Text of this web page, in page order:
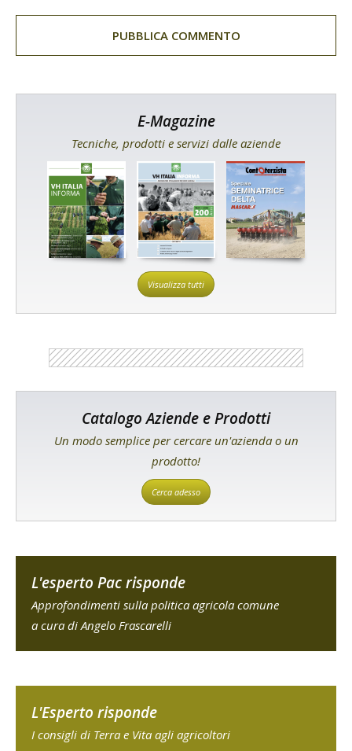
E-Magazine
Tecniche, prodotti e servizi dalle aziende
Visualizza tutti
Catalogo Aziende e Prodotti
Un modo semplice per cercare un'azienda o un
prodotto!
Cerca adesso
L'esperto Pac risponde
Approfondimenti sulla politica agricola comune
a cura di Angelo Frascarelli
L'Esperto risponde
I consigli di Terra e Vita agli agricoltori